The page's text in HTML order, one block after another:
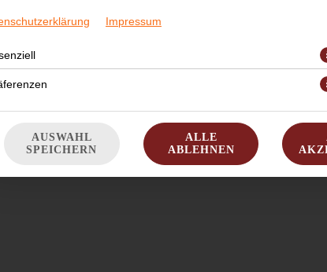
Paprika, Broccoli, Zwiebeln, Peperoni und Erdnüsse
Impressum
AUSWAHL
SPEICHERN
ALLE
ABLEHNEN